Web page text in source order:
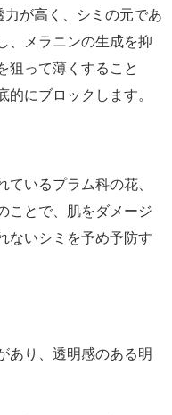
が高く、シミの元であ
、メラニンの生成を抑
狙って薄くすること
にブロックします。
いるプラム科の花、
ことで、肌をダメージ
ないシミを予め予防す
あり、透明感のある明